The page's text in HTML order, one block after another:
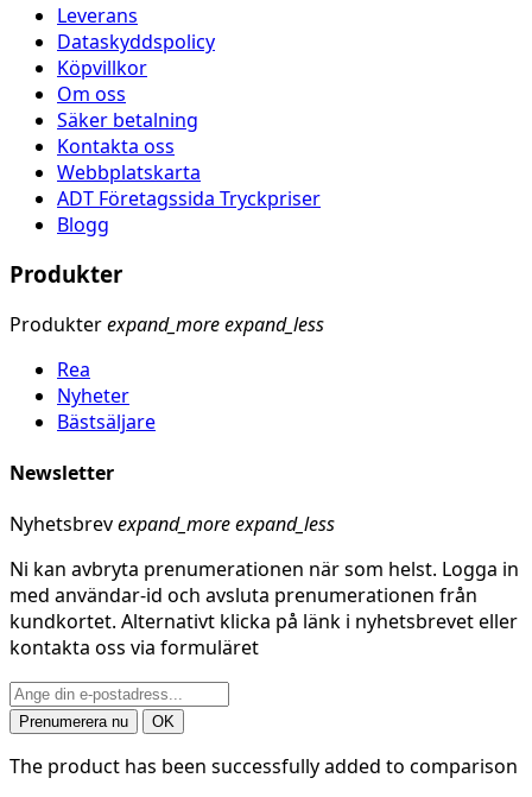
Leverans
Dataskyddspolicy
Köpvillkor
Om oss
Säker betalning
Kontakta oss
Webbplatskarta
ADT Företagssida Tryckpriser
Blogg
Produkter
Produkterexpand_moreexpand_less
Rea
Nyheter
Bästsäljare
Newsletter
Nyhetsbrevexpand_moreexpand_less
Ni kan avbryta prenumerationen när som helst. Logga in
med användar-id och avsluta prenumerationen från
kundkortet. Alternativt klicka på länk i nyhetsbrevet eller
kontakta oss via formuläret
The product has been successfully added to comparison